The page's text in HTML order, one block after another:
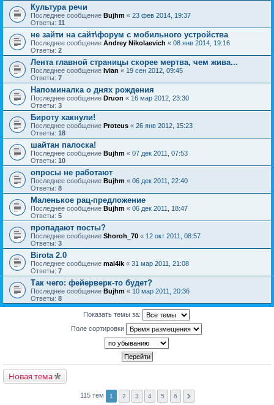
Культура речи
Последнее сообщение Bujhm « 23 фев 2014, 19:37
Ответы: 11
не зайти на сайт\форум с мобильного устройства
Последнее сообщение Andrey Nikolaevich « 08 янв 2014, 19:16
Ответы: 2
Лента главной страницы скорее мертва, чем жива...
Последнее сообщение Ivian « 19 сен 2012, 09:45
Ответы: 7
Напоминалка о днях рождения
Последнее сообщение Druon « 16 мар 2012, 23:30
Ответы: 3
Бироту хакнули!
Последнее сообщение Proteus « 26 янв 2012, 15:23
Ответы: 18
шайтан палоска!
Последнее сообщение Bujhm « 07 дек 2011, 07:53
Ответы: 10
опросы не работают
Последнее сообщение Bujhm « 06 дек 2011, 22:40
Ответы: 8
Маленькое рац-предложение
Последнее сообщение Bujhm « 06 дек 2011, 18:47
Ответы: 5
пропадают посты?
Последнее сообщение Shoroh_70 « 12 окт 2011, 08:57
Ответы: 3
Birota 2.0
Последнее сообщение mal4ik « 31 мар 2011, 21:08
Ответы: 7
Так чего: фейерверк-то будет?
Последнее сообщение Bujhm « 10 мар 2011, 20:36
Ответы: 8
Показать темы за:
Поле сортировки
Новая тема
115 тем 1 2 3 4 5 6